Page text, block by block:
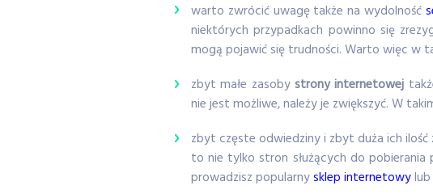
warto zwrócić uwagę także na wydolność
niektórych przypadkach powinno się
mogą pojawić się trudności. Warto więc w
zbyt małe zasoby strony internetowej
nie jest możliwe, należy je zwiększyć. W
zbyt częste odwiedziny i zbyt duża ich
to nie tylko stron służących do
prowadzisz popularnysklep internetowy